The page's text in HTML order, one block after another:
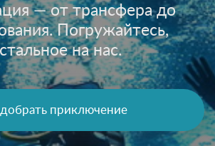
— от трансфера до
Погружайтесь,
на нас.
приключение